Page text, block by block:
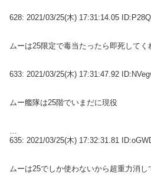
628: 2021/03/25(木) 17:31:14.05
ムーは25限定で毒当たったら即死してく
633: 2021/03/25(木) 17:31:47.92
ムー艦隊は25階でいまだに現役
635: 2021/03/25(木) 17:32:31.81
ムーは25でしか使わないから超重力消し